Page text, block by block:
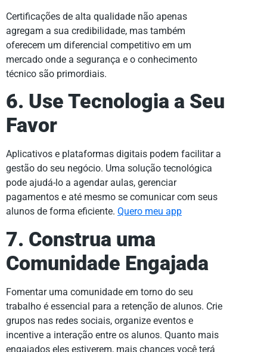
Certificações de alta qualidade não apenas
agregam a sua credibilidade, mas também
oferecem um diferencial competitivo em um
mercado onde a segurança e o conhecimento
técnico são primordiais.
6. Use Tecnologia a Seu
Favor
Aplicativos e plataformas digitais podem facilitar a
gestão do seu negócio. Uma solução tecnológica
pode ajudá-lo a agendar aulas, gerenciar
pagamentos e até mesmo se comunicar com seus
alunos de forma eficiente. Quero meu app
7. Construa uma
Comunidade Engajada
Fomentar uma comunidade em torno do seu
trabalho é essencial para a retenção de alunos. Crie
grupos nas redes sociais, organize eventos e
incentive a interação entre os alunos. Quanto mais
engajados eles estiverem, mais chances você terá